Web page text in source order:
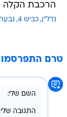
הרכבת הקלה
נדל"ן כביש 4
טרם התפרסמו